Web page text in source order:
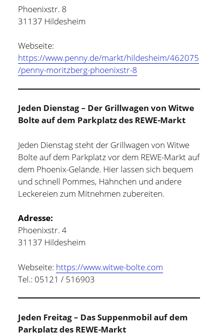
Phoenixstr. 8
31137 Hildesheim
Webseite:
https://www.penny.de/markt/hildesheim/462075
/penny-moritzberg-phoenixstr-8
Jeden Dienstag – Der Grillwagen von Witwe
Bolte auf dem Parkplatz des REWE-Markt
Jeden Dienstag steht der Grillwagen von Witwe
Bolte auf dem Parkplatz vor dem REWE-Markt auf
dem Phoenix-Gelände. Hier lassen sich bequem
und schnell Pommes, Hähnchen und andere
Leckereien zum Mitnehmen zubereiten.
Adresse:
Phoenixstr. 4
31137 Hildesheim
Webseite: https://www.witwe-bolte.com
Tel.: 05121 / 516903
Jeden Freitag – Das Suppenmobil auf dem
Parkplatz des REWE-Markt